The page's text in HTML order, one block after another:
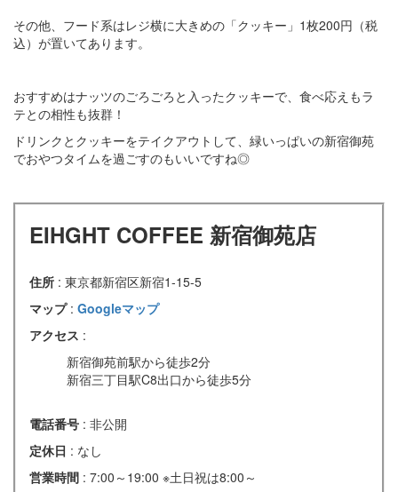
その他、フード系はレジ横に大きめの「クッキー」1枚200円（税
込）が置いてあります。
おすすめはナッツのごろごろと入ったクッキーで、食べ応えもラ
テとの相性も抜群！
ドリンクとクッキーをテイクアウトして、緑いっぱいの新宿御苑
でおやつタイムを過ごすのもいいですね◎
EIHGHT COFFEE 新宿御苑店
住所 : 東京都新宿区新宿1-15-5
マップ : Googleマップ
アクセス :
新宿御苑前駅から徒歩2分
新宿三丁目駅C8出口から徒歩5分
電話番号 : 非公開
定休日 : なし
営業時間 : 7:00～19:00 ※土日祝は8:00～